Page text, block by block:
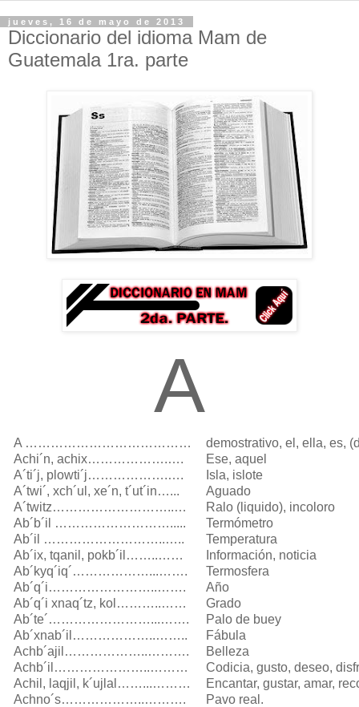
jueves, 16 de mayo de 2013
Diccionario del idioma Mam de
Guatemala 1ra. parte
A
A …………………………………
Achi´n, achix……………….….
A´ti´j, plowti´j……………….….
A´twi´, xch´ul, xe´n, t´ut´in…...
A´twitz………………………..…
Ab´b´il ……………………….....
Ab´il ………………………..…..
Ab´ix, tqanil, pokb´il……..……
Ab´kyq´iq´………………...…….
Ab´q´i……………………..…….
Ab´q´i xnaq´tz, kol………..……
Ab´te´……………………...…….
Ab´xnab´il………………..……..
Achb´ajil………………..……….
Achb´il…………………..………
Achil, laqjil, k´ujlal……...………
Achno´s………………..……….
demostrativo, el, ella, es,
Ese, aquel
Isla, islote
Aguado
Ralo (liquido), incoloro
Termómetro
Temperatura
Información, noticia
Termosfera
Año
Grado
Palo de buey
Fábula
Belleza
Codicia, gusto, deseo,
Encantar, gustar, amar,
Pavo real.